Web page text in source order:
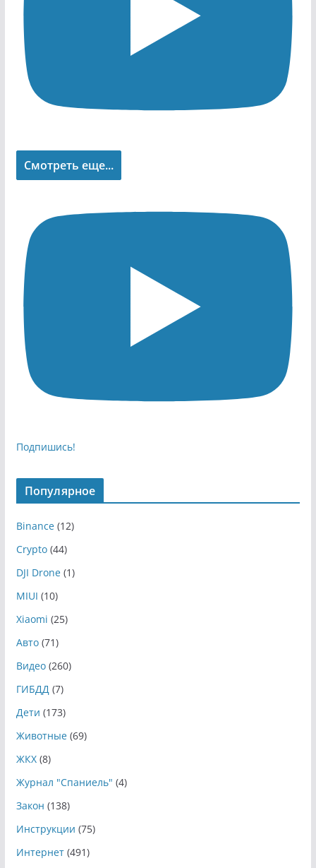
Смотреть еще...
Подпишись!
Популярное
Binance(12)
Crypto(44)
DJI Drone(1)
MIUI (10)
Xiaomi (25)
Авто(71)
Видео(260)
ГИБДД(7)
Дети (173)
Животные(69)
ЖКХ(8)
Журнал "Спаниель" (4)
Закон (138)
Инструкции (75)
Интернет(491)